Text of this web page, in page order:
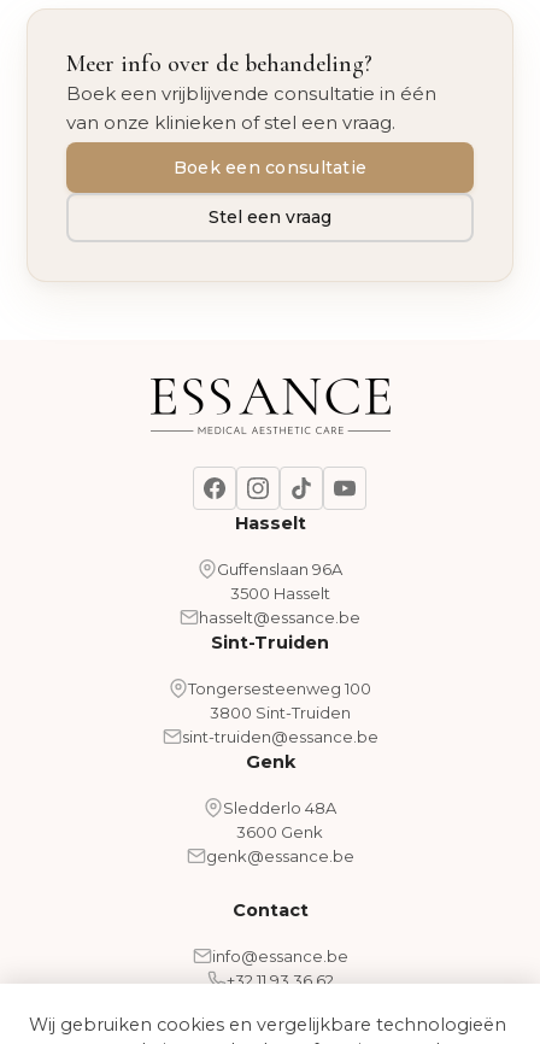
Meer info over de behandeling?
Boek een vrijblijvende consultatie in één
van onze klinieken of stel een vraag.
Boek een consultatie
Stel een vraag
Hasselt
Guffenslaan 96A
3500 Hasselt
hasselt@essance.be
Sint-Truiden
Tongersesteenweg 100
3800 Sint-Truiden
sint-truiden@essance.be
Genk
Sledderlo 48A
3600 Genk
genk@essance.be
Contact
info@essance.be
+32 11 93 36 62
Wij gebruiken cookies en vergelijkbare technologieën